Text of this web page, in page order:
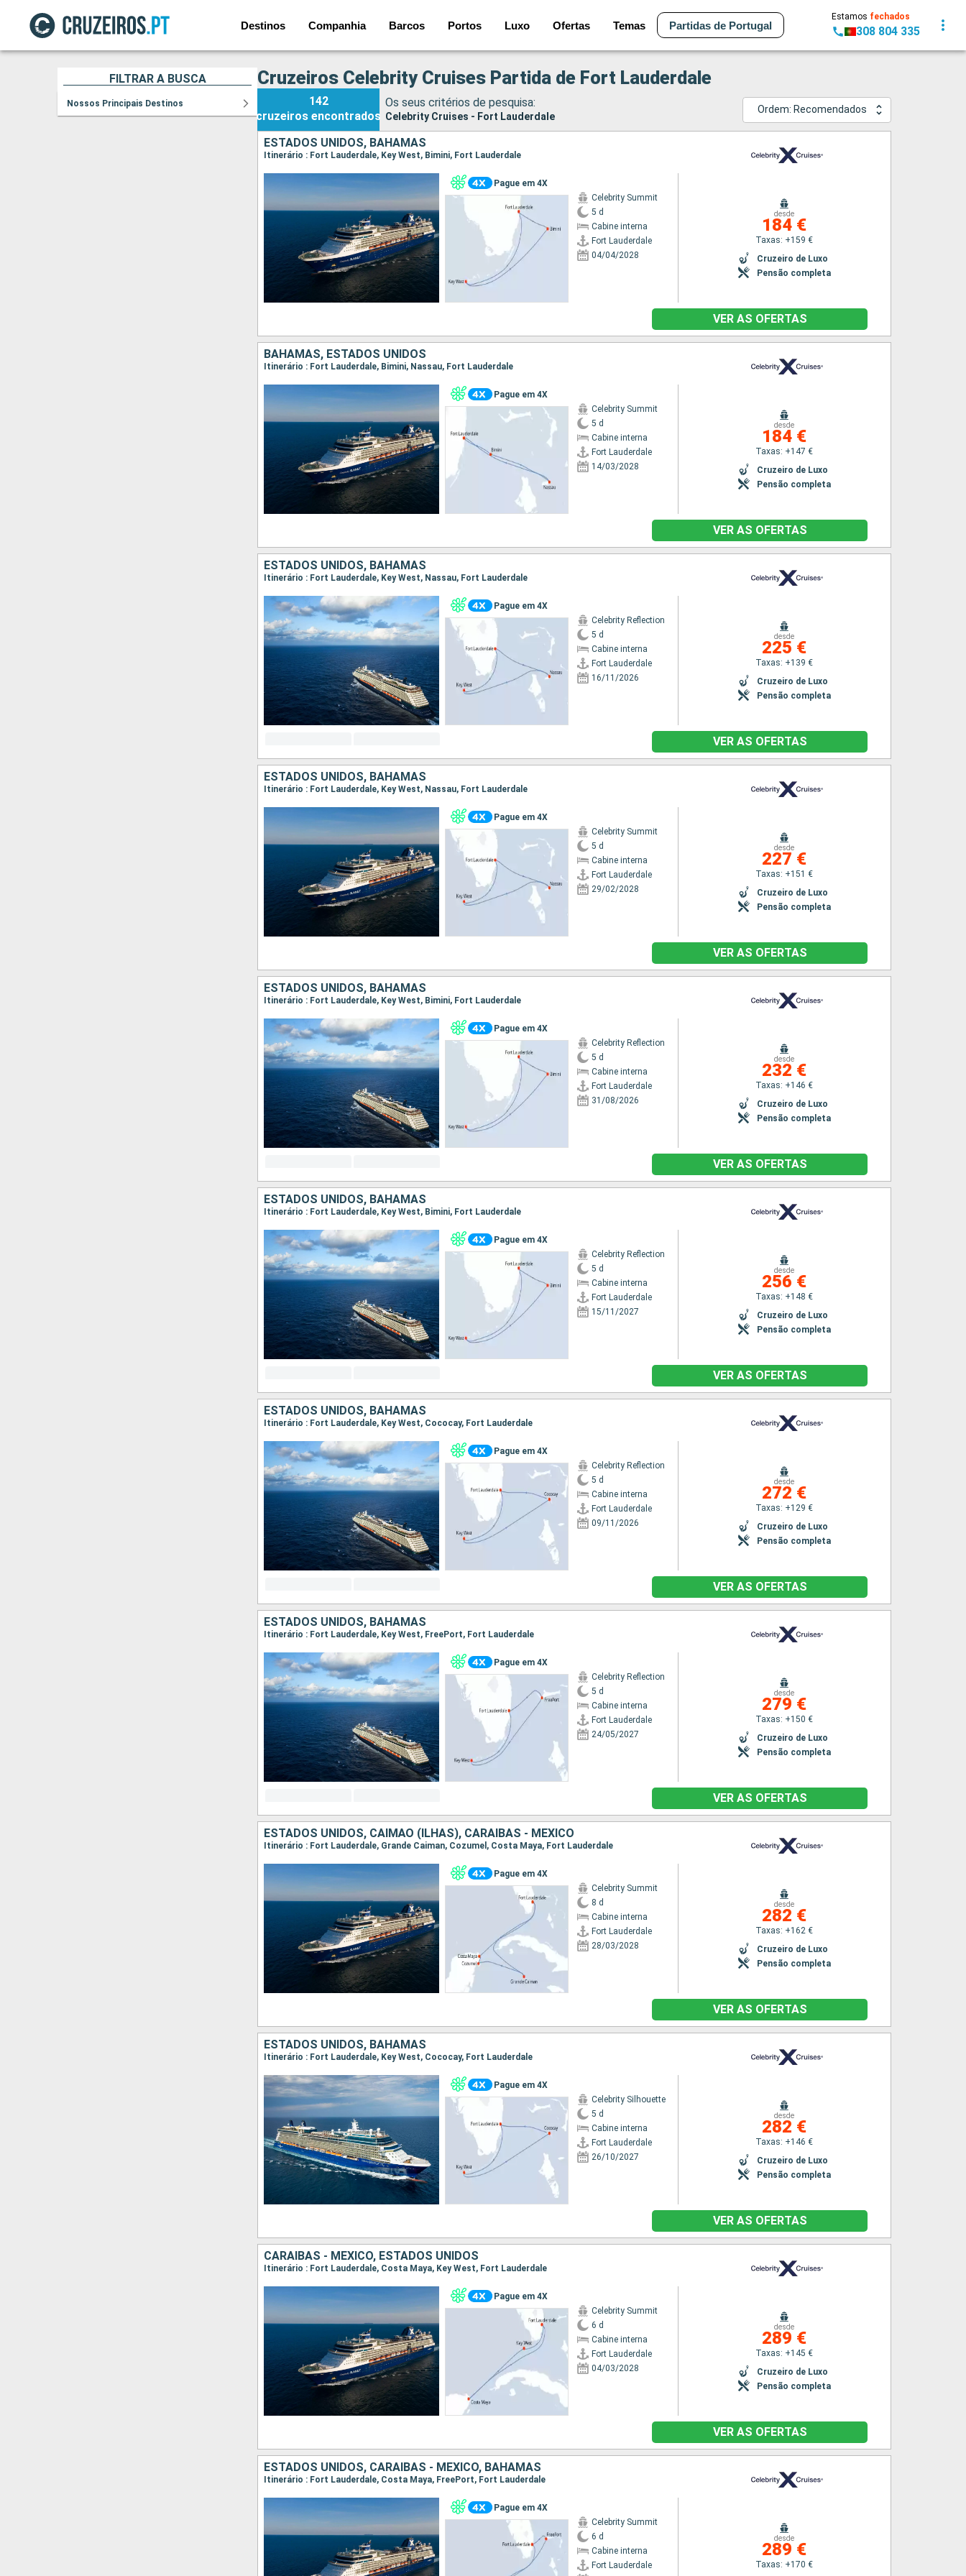
Destinos Companhia Barcos Portos Luxo Ofertas Temas Partidas de Portugal
Estamos fechados
308 804 335
FILTRAR A BUSCA
Nossos Principais Destinos
Cruzeiros Celebrity Cruises Partida de Fort Lauderdale
142
cruzeiros encontrados
Os seus critérios de pesquisa:
Celebrity Cruises - Fort Lauderdale
Ordem: Recomendados
ESTADOS UNIDOS, BAHAMAS
Itinerário : Fort Lauderdale, Key West, Bimini, Fort Lauderdale
Pague em 4X
Celebrity Summit
5 d
Cabine interna
Fort Lauderdale
04/04/2028
desde
184 €
Taxas: +159 €
Cruzeiro de Luxo
Pensão completa
VER AS OFERTAS
BAHAMAS, ESTADOS UNIDOS
Itinerário : Fort Lauderdale, Bimini, Nassau, Fort Lauderdale
Pague em 4X
Celebrity Summit
5 d
Cabine interna
Fort Lauderdale
14/03/2028
desde
184 €
Taxas: +147 €
Cruzeiro de Luxo
Pensão completa
VER AS OFERTAS
ESTADOS UNIDOS, BAHAMAS
Itinerário : Fort Lauderdale, Key West, Nassau, Fort Lauderdale
Pague em 4X
Celebrity Reflection
5 d
Cabine interna
Fort Lauderdale
16/11/2026
desde
225 €
Taxas: +139 €
Cruzeiro de Luxo
Pensão completa
VER AS OFERTAS
ESTADOS UNIDOS, BAHAMAS
Itinerário : Fort Lauderdale, Key West, Nassau, Fort Lauderdale
Pague em 4X
Celebrity Summit
5 d
Cabine interna
Fort Lauderdale
29/02/2028
desde
227 €
Taxas: +151 €
Cruzeiro de Luxo
Pensão completa
VER AS OFERTAS
ESTADOS UNIDOS, BAHAMAS
Itinerário : Fort Lauderdale, Key West, Bimini, Fort Lauderdale
Pague em 4X
Celebrity Reflection
5 d
Cabine interna
Fort Lauderdale
31/08/2026
desde
232 €
Taxas: +146 €
Cruzeiro de Luxo
Pensão completa
VER AS OFERTAS
ESTADOS UNIDOS, BAHAMAS
Itinerário : Fort Lauderdale, Key West, Bimini, Fort Lauderdale
Pague em 4X
Celebrity Reflection
5 d
Cabine interna
Fort Lauderdale
15/11/2027
desde
256 €
Taxas: +148 €
Cruzeiro de Luxo
Pensão completa
VER AS OFERTAS
ESTADOS UNIDOS, BAHAMAS
Itinerário : Fort Lauderdale, Key West, Cococay, Fort Lauderdale
Pague em 4X
Celebrity Reflection
5 d
Cabine interna
Fort Lauderdale
09/11/2026
desde
272 €
Taxas: +129 €
Cruzeiro de Luxo
Pensão completa
VER AS OFERTAS
ESTADOS UNIDOS, BAHAMAS
Itinerário : Fort Lauderdale, Key West, FreePort, Fort Lauderdale
Pague em 4X
Celebrity Reflection
5 d
Cabine interna
Fort Lauderdale
24/05/2027
desde
279 €
Taxas: +150 €
Cruzeiro de Luxo
Pensão completa
VER AS OFERTAS
ESTADOS UNIDOS, CAIMÃO (ILHAS), CARAIBAS - MEXICO
Itinerário : Fort Lauderdale, Grande Caiman, Cozumel, Costa Maya, Fort Lauderdale
Pague em 4X
Celebrity Summit
8 d
Cabine interna
Fort Lauderdale
28/03/2028
desde
282 €
Taxas: +162 €
Cruzeiro de Luxo
Pensão completa
VER AS OFERTAS
ESTADOS UNIDOS, BAHAMAS
Itinerário : Fort Lauderdale, Key West, Cococay, Fort Lauderdale
Pague em 4X
Celebrity Silhouette
5 d
Cabine interna
Fort Lauderdale
26/10/2027
desde
282 €
Taxas: +146 €
Cruzeiro de Luxo
Pensão completa
VER AS OFERTAS
CARAIBAS - MEXICO, ESTADOS UNIDOS
Itinerário : Fort Lauderdale, Costa Maya, Key West, Fort Lauderdale
Pague em 4X
Celebrity Summit
6 d
Cabine interna
Fort Lauderdale
04/03/2028
desde
289 €
Taxas: +145 €
Cruzeiro de Luxo
Pensão completa
VER AS OFERTAS
ESTADOS UNIDOS, CARAIBAS - MEXICO, BAHAMAS
Itinerário : Fort Lauderdale, Costa Maya, FreePort, Fort Lauderdale
Pague em 4X
Celebrity Summit
6 d
Cabine interna
Fort Lauderdale
desde
289 €
Taxas: +170 €